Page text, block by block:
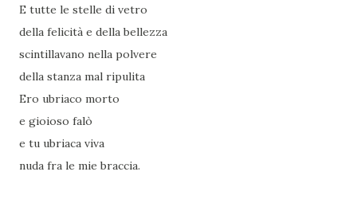
E tutte le stelle di vetro
della felicità e della bellezza
scintillavano nella polvere
della stanza mal ripulita
Ero ubriaco morto
e gioioso falò
e tu ubriaca viva
nuda fra le mie braccia.